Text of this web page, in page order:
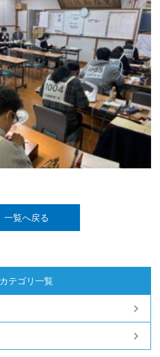
一覧へ戻る
カテゴリ一覧